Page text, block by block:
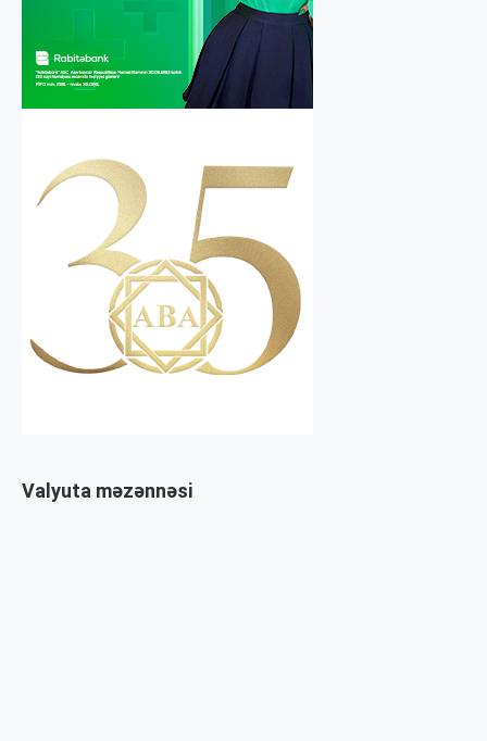
Valyuta məzənnəsi